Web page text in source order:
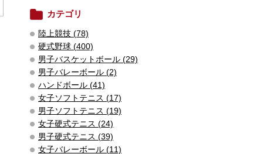
カテゴリ
陸上競技 (78)
硬式野球 (400)
男子バスケットボール (29)
男子バレーボール (2)
ハンドボール (41)
女子ソフトテニス (17)
男子ソフトテニス (19)
女子硬式テニス (24)
男子硬式テニス (39)
女子バレーボール (11)